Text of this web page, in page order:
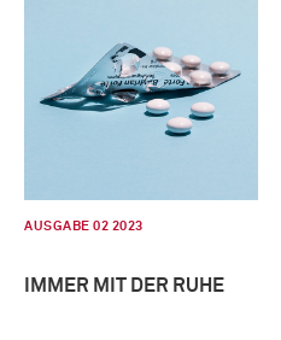
AUSGABE 02 2023
IMMER MIT DER RUHE